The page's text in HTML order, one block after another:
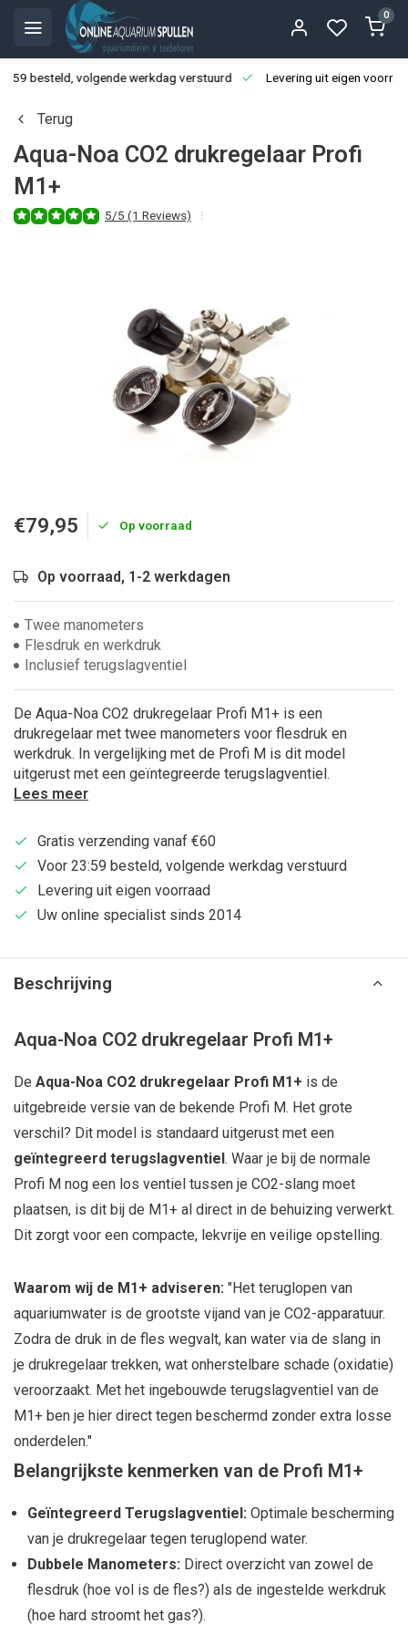
0
besteld, volgende werkdag verstuurd Levering uit eigen
Terug
Aqua-Noa CO2 drukregelaar Profi
M1+
5/5 (1 Reviews)
€79,95 Op voorraad
Op voorraad, 1-2 werkdagen
Twee manometers
Flesdruk en werkdruk
Inclusief terugslagventiel
De Aqua-Noa CO2 drukregelaar Profi M1+ is een
drukregelaar met twee manometers voor flesdruk en
werkdruk. In vergelijking met de Profi M is dit model
uitgerust met een geïntegreerde terugslagventiel.
Lees meer
Gratis verzending vanaf €60
Voor 23:59 besteld, volgende werkdag verstuurd
Levering uit eigen voorraad
Uw online specialist sinds 2014
Beschrijving
Aqua-Noa CO2 drukregelaar Profi M1+
De Aqua-Noa CO2 drukregelaar Profi M1+ is de
uitgebreide versie van de bekende Profi M. Het grote
verschil? Dit model is standaard uitgerust met een
geïntegreerd terugslagventiel. Waar je bij de normale
Profi M nog een los ventiel tussen je CO2-slang moet
plaatsen, is dit bij de M1+ al direct in de behuizing verwerkt.
Dit zorgt voor een compacte, lekvrije en veilige opstelling.
Waarom wij de M1+ adviseren: "Het teruglopen van
aquariumwater is de grootste vijand van je CO2-apparatuur.
Zodra de druk in de fles wegvalt, kan water via de slang in
je drukregelaar trekken, wat onherstelbare schade (oxidatie)
veroorzaakt. Met het ingebouwde terugslagventiel van de
M1+ ben je hier direct tegen beschermd zonder extra losse
onderdelen."
Belangrijkste kenmerken van de Profi M1+
Geïntegreerd Terugslagventiel: Optimale bescherming
van je drukregelaar tegen teruglopend water.
Dubbele Manometers: Direct overzicht van zowel de
flesdruk (hoe vol is de fles?) als de ingestelde werkdruk
(hoe hard stroomt het gas?).